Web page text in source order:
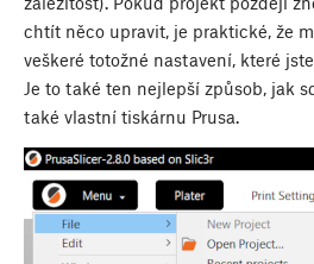
chtít něco upravit, je praktické, že
veškeré totožné nastavení, které
Je to také ten nejlepší způsob, jak
také vlastní tiskárnu Prusa.